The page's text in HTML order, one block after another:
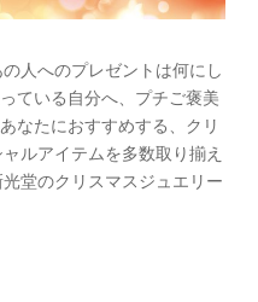
人へのプレゼントは何にし
ている自分へ、プチご褒美
なたにおすすめする、クリ
ルアイテムを多数取り揃え
堂のクリスマスジュエリー